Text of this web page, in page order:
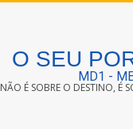
O SEU
MD1 -
NÃO É SOBRE O DESTINO, É